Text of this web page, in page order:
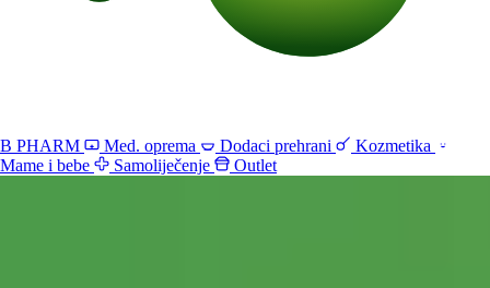
B PHARM Med. oprema Dodaci prehrani
Kozmetika
Mame i bebe
Samoliječenje Outlet